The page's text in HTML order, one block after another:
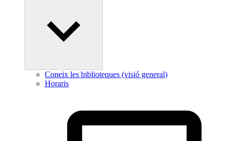
Coneix les biblioteques (visió general)
Horaris